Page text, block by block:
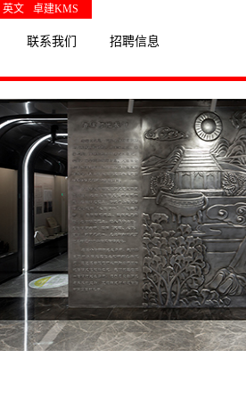
英文 卓建KMS
联系我们 招聘信息